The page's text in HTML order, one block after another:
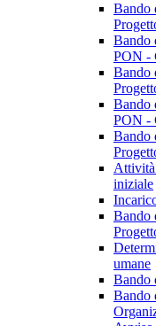
Bando
Bando
PON -
Bando
Bando
PON -
Bando
iniziale
Bando
umane
Bando
Bando